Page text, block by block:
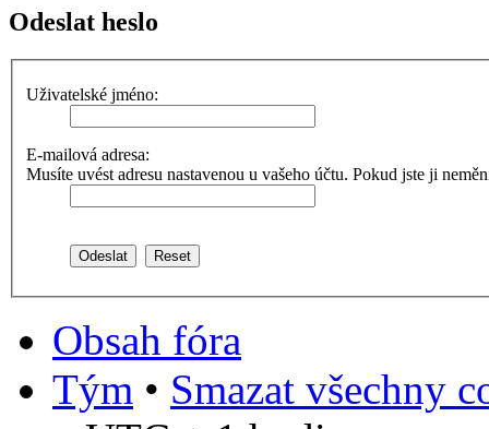
Odeslat heslo
Uživatelské jméno:
E-mailová adresa:
Musíte uvést adresu nastavenou u vašeho účtu. Pokud jste ji
Obsah fóra
Tým • Smazat všechny